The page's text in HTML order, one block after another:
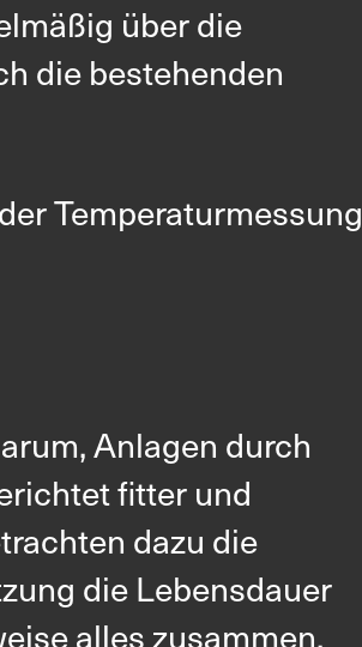
über die
die bestehenden
Temperaturmessung
Anlagen durch
fitter und
dazu die
die Lebensdauer
alles zusammen.